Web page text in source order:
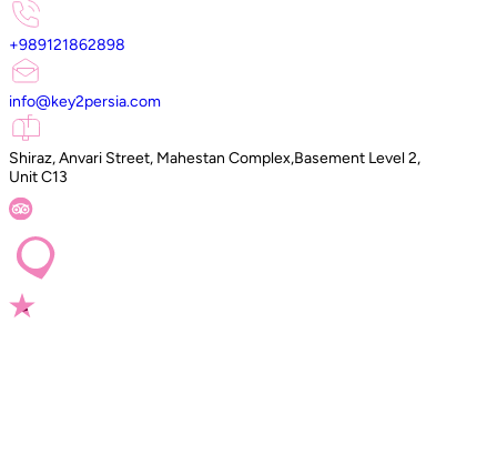
+989121862898
info@key2persia.com
Shiraz, Anvari Street, Mahestan Complex,Basement Level 2,
Unit C13